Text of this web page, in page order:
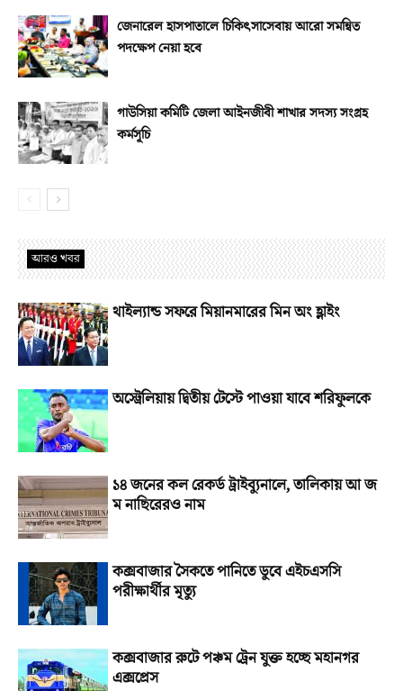
জেনারেল হাসপাতালে চিকিৎসাসেবায় আরো সমন্বিত
পদক্ষেপ নেয়া হবে
গাউসিয়া কমিটি জেলা আইনজীবী শাখার সদস্য সংগ্রহ
কর্মসূচি
আরও খবর
থাইল্যান্ড সফরে মিয়ানমারের মিন অং হ্লাইং
অস্ট্রেলিয়ায় দ্বিতীয় টেস্টে পাওয়া যাবে শরিফুলকে
১৪ জনের কল রেকর্ড ট্রাইব্যুনালে, তালিকায় আ জ
ম নাছিরেরও নাম
কক্সবাজার সৈকতে পানিতে ডুবে এইচএসসি
পরীক্ষার্থীর মৃত্যু
কক্সবাজার রুটে পঞ্চম ট্রেন যুক্ত হচ্ছে মহানগর
এক্সপ্রেস